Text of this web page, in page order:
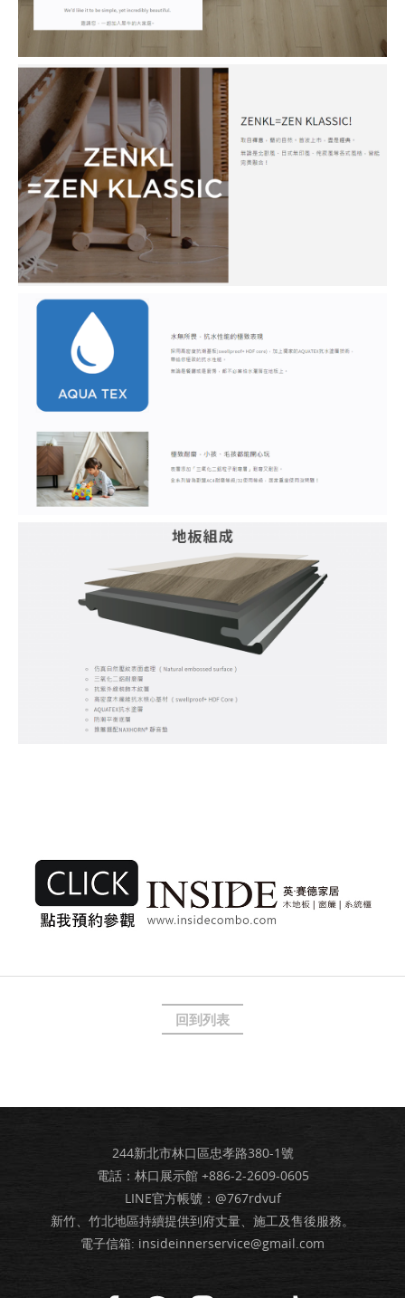
回到列表
244新北市林口區忠孝路380-1號
電話：林口展示館 +886-2-2609-0605
LINE官方帳號：@767rdvuf
新竹、竹北地區持續提供到府丈量、施工及售後服務。
電子信箱: insideinnerservice@gmail.com